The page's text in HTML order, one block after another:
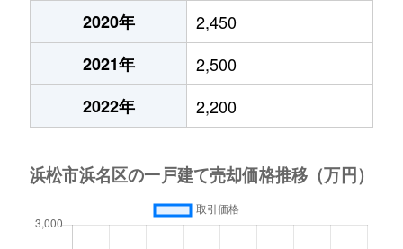
2020年
2,450
2021年
2,500
2022年
2,200